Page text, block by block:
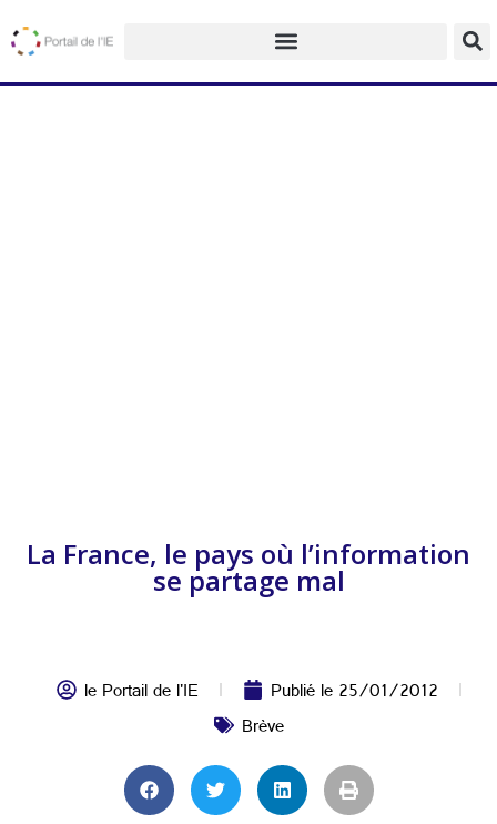
La France, le pays où l’information
se partage mal
le Portail de l'IE Publié le25/01/2012
Brève